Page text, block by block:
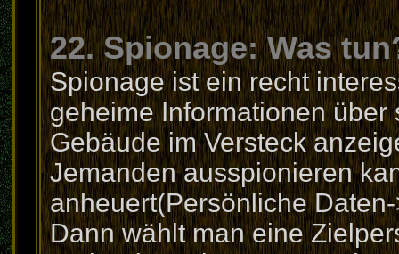
22. Spionage: Was
Spionage ist ein recht
geheime Informationen
Gebäude im Versteck
Jemanden ausspionieren
anheuert(Persönliche
Dann wählt man eine